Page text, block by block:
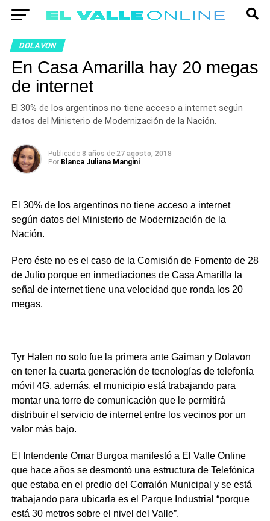
DOLAVON
En Casa Amarilla hay 20 megas
de internet
El 30% de los argentinos no tiene acceso a internet según
datos del Ministerio de Modernización de la Nación.
Publicado 8 años de 27 agosto, 2018
Por Blanca Juliana Mangini
El 30% de los argentinos no tiene acceso a internet
según datos del Ministerio de Modernización de la
Nación.
Pero éste no es el caso de la Comisión de Fomento de 28
de Julio porque en inmediaciones de Casa Amarilla la
señal de internet tiene una velocidad que ronda los 20
megas.
Tyr Halen no solo fue la primera ante Gaiman y Dolavon
en tener la cuarta generación de tecnologías de telefonía
móvil 4G, además, el municipio está trabajando para
montar una torre de comunicación que le permitirá
distribuir el servicio de internet entre los vecinos por un
valor más bajo.
El Intendente Omar Burgoa manifestó a El Valle Online
que hace años se desmontó una estructura de Telefónica
que estaba en el predio del Corralón Municipal y se está
trabajando para ubicarla es el Parque Industrial “porque
está 30 metros sobre el nivel del Valle”.